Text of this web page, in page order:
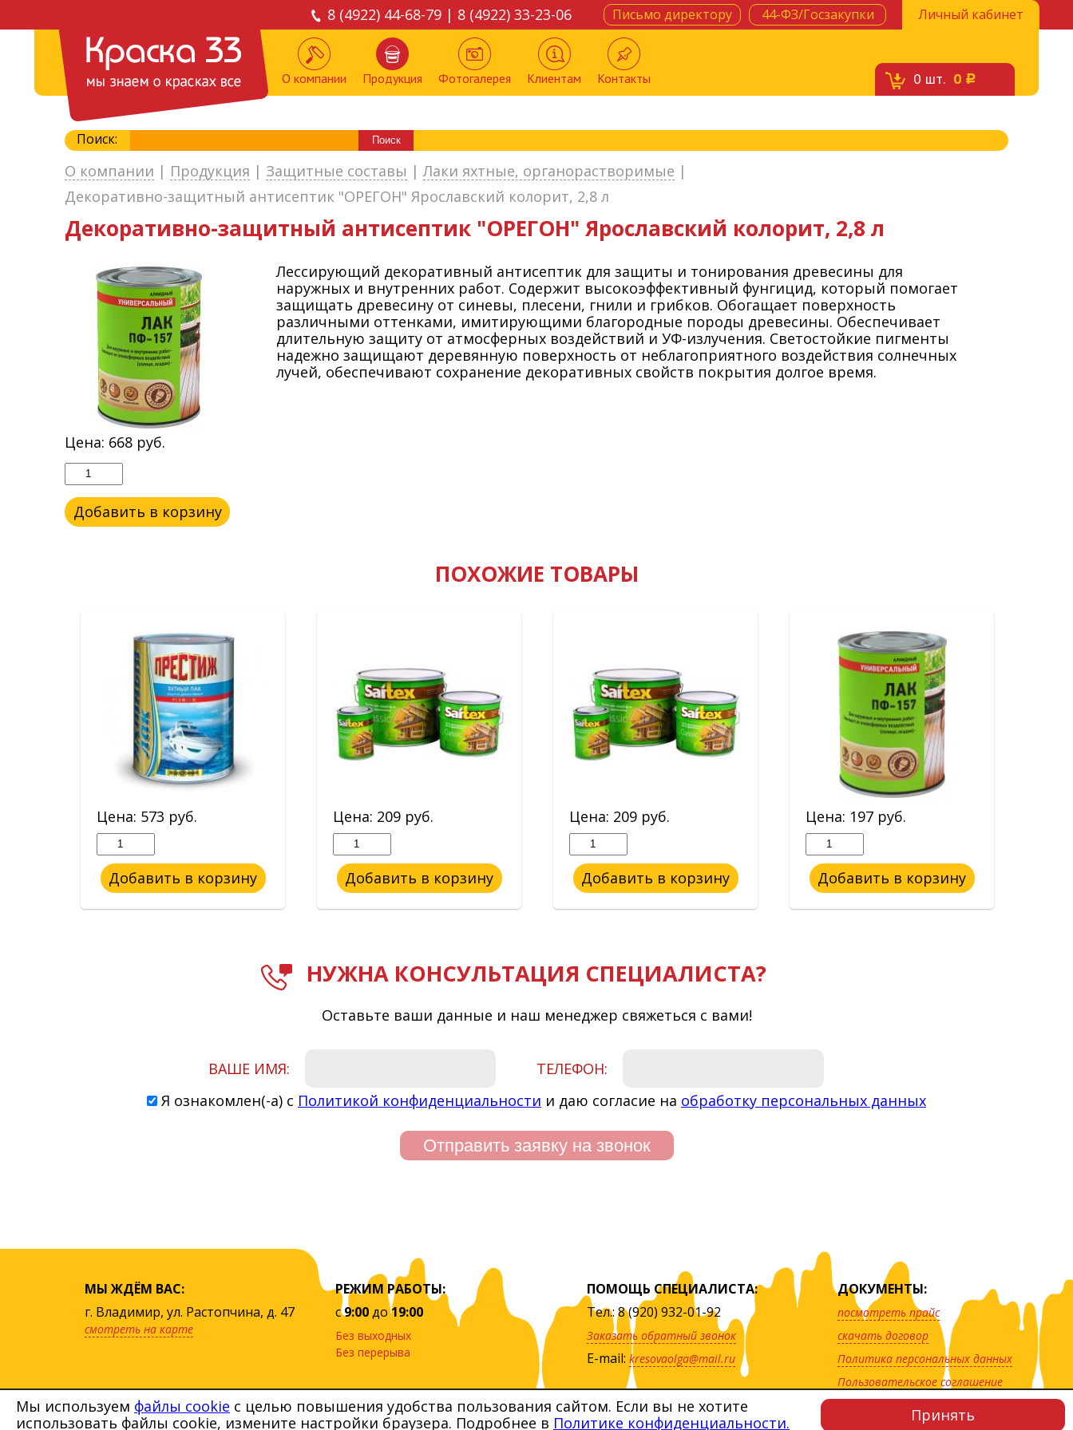
Личный кабинет
44-ФЗ/Госзакупки
Письмо директору
8 (4922) 44-68-79 | 8 (4922) 33-23-06
0 шт. 0 c
О компании Продукция Фотогалерея Клиентам Контакты
Поиск:
О компании | Продукция | Защитные составы |Лаки яхтные, органорастворимые |
Декоративно-защитный антисептик "ОРЕГОН" Ярославский колорит, 2,8 л
Декоративно-защитный антисептик "ОРЕГОН" Ярославский колорит, 2,8 л
Цена: 668 руб.
Добавить в корзину
Лессирующий декоративный антисептик для защиты и тонирования древесины для
наружных и внутренних работ. Содержит высокоэффективный фунгицид, который помогает
защищать древесину от синевы, плесени, гнили и грибков. Обогащает поверхность
различными оттенками, имитирующими благородные породы древесины. Обеспечивает
длительную защиту от атмосферных воздействий и УФ-излучения. Светостойкие пигменты
надежно защищают деревянную поверхность от неблагоприятного воздействия солнечных
лучей, обеспечивают сохранение декоративных свойств покрытия долгое время.
ПОХОЖИЕ ТОВАРЫ
Цена: 573 руб.
Добавить в корзину
Цена: 209 руб.
Добавить в корзину
Цена: 209 руб.
Добавить в корзину
Цена: 197 руб.
Добавить в корзину
НУЖНА КОНСУЛЬТАЦИЯ СПЕЦИАЛИСТА?
Оставьте ваши данные и наш менеджер свяжеться с вами!
ВАШЕ ИМЯ:
ТЕЛЕФОН:
Я ознакомлен(-а) с Политикой конфиденциальности и даю согласие на обработку персональных данных
МЫ ЖДЁМ ВАС:
г. Владимир, ул. Растопчина, д. 47
смотреть на карте
РЕЖИМ РАБОТЫ:
с9:00до19:00
Без выходных
Без перерыва
ПОМОЩЬ СПЕЦИАЛИСТА:
Тел.: 8 (920) 932-01-92
Заказать обратный звонок
E-mail: kresovaolga@mail.ru
ДОКУМЕНТЫ:
посмотреть прайс
скачать договор
Политика персональных данных
Пользовательское соглашение
Карта сайта
Мы используем файлы cookie с целью повышения удобства пользования сайтом. Если вы не хотите
использовать файлы cookie, измените настройки браузера. Подробнее в Политике конфиденциальности. Принять